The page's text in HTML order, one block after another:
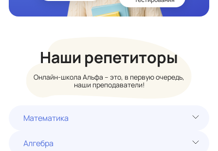
Наши репетиторы
Онлайн-школа Альфа – это, в первую очередь,
наши преподаватели!
Математика
Алгебра